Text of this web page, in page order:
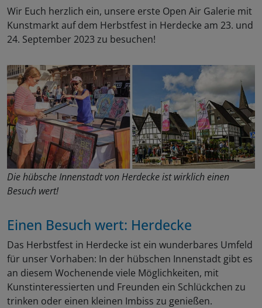
Wir Euch herzlich ein, unsere erste Open Air Galerie mit
Kunstmarkt auf dem Herbstfest in Herdecke am 23. und
24. September 2023 zu besuchen!
Die hübsche Innenstadt von Herdecke ist wirklich einen
Besuch wert!
Einen Besuch wert: Herdecke
Das Herbstfest in Herdecke ist ein wunderbares Umfeld
für unser Vorhaben: In der hübschen Innenstadt gibt es
an diesem Wochenende viele Möglichkeiten, mit
Kunstinteressierten und Freunden ein Schlückchen zu
trinken oder einen kleinen Imbiss zu genießen.